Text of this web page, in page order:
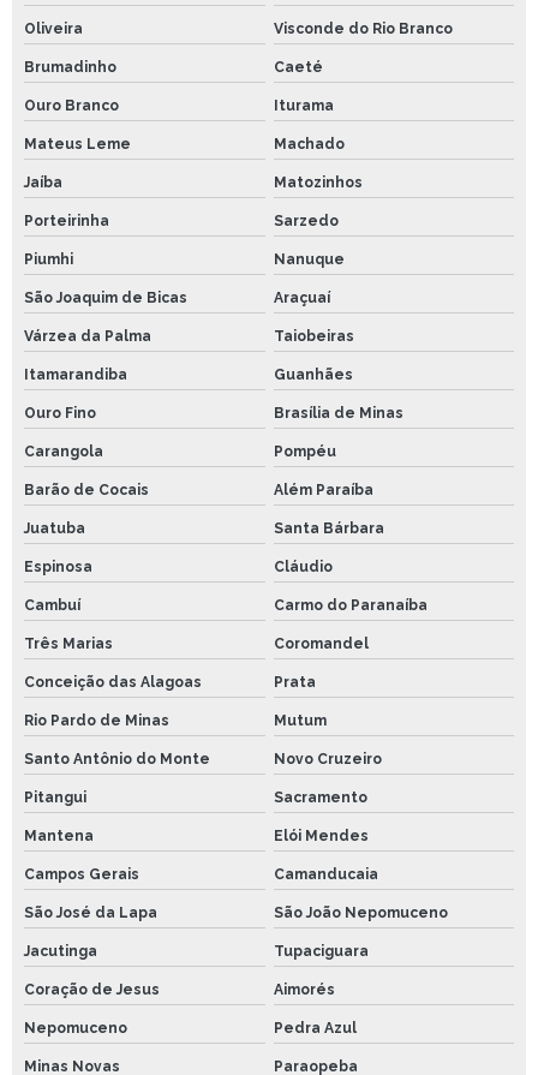
Oliveira Visconde do Rio Branco
Brumadinho Caeté
Ouro Branco Iturama
Mateus Leme Machado
Jaíba Matozinhos
Porteirinha Sarzedo
Piumhi Nanuque
São Joaquim de Bicas Araçuaí
Várzea da Palma Taiobeiras
Itamarandiba Guanhães
Ouro Fino Brasília de Minas
Carangola Pompéu
Barão de Cocais Além Paraíba
Juatuba Santa Bárbara
Espinosa Cláudio
Cambuí Carmo do Paranaíba
Três Marias Coromandel
Conceição das Alagoas Prata
Rio Pardo de Minas Mutum
Santo Antônio do Monte Novo Cruzeiro
Pitangui Sacramento
Mantena Elói Mendes
Campos Gerais Camanducaia
São José da Lapa São João Nepomuceno
Jacutinga Tupaciguara
Coração de Jesus Aimorés
Nepomuceno Pedra Azul
Minas Novas Paraopeba